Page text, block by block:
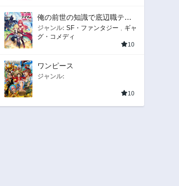
俺の前世の知識で底辺職テイ
マーが上級職になってしまい
そうな件
ジャンル: SF・ファンタジー
ギャ
グ・コメディ
10
ワンピース
ジャンル:
10